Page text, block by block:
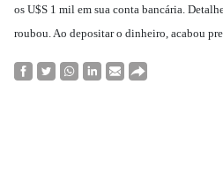
os U$S 1 mil em sua conta bancária.
roubou. Ao depositar o dinheiro, acabou